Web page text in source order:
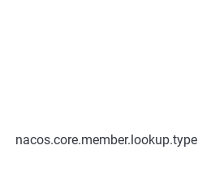
nacos.core.member.lookup.type